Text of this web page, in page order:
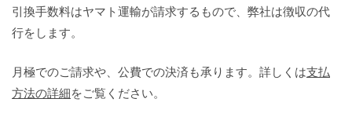
引換手数料はヤマト運輸が請求するもので、弊社は徴収の代
行をします。
月極でのご請求や、公費での決済も承ります。詳しくは支払
方法の詳細をご覧ください。